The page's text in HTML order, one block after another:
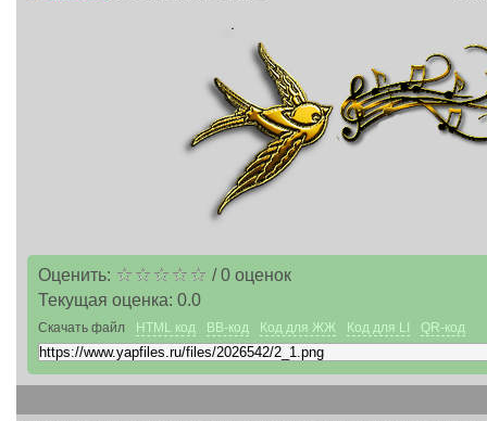
Оценить: /0оценок
Текущая оценка: 0.0
Скачать файл HTML код BB-код Код для ЖЖ Код для LI QR-код